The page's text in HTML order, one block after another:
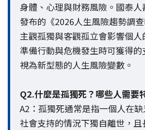
身體、心理與財務風險。國泰人
發布的《2026人生風險趨勢調查
主觀孤獨與客觀孤立會影響個人
準備行動與危機發生時可獲得
視為新型態的人生風險變數。
Q2.什麼是孤獨死？哪些人需要
A2：孤獨死通常是指一個人在
社會支持的情況下獨自離世，